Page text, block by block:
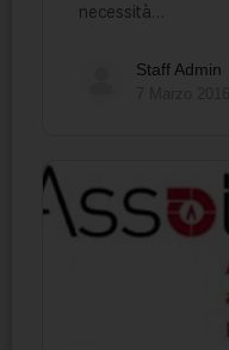
necessità…
Staff Admin